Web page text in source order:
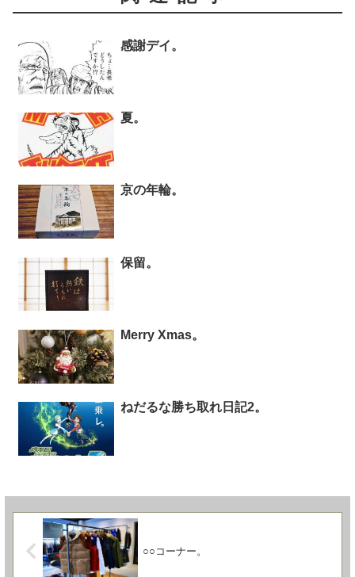
感謝デイ。
夏。
京の年輪。
保留。
Merry Xmas。
ねだるな勝ち取れ日記2。
○○コーナー。